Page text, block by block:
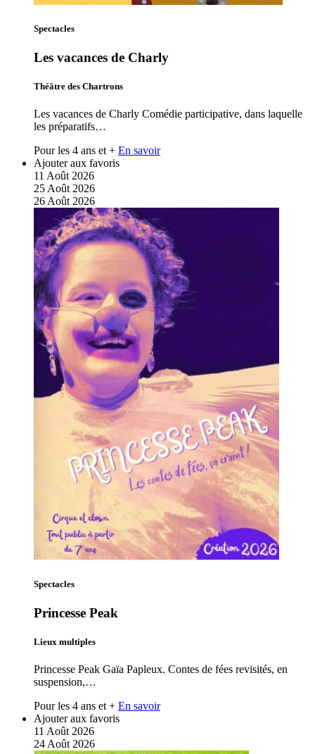
Spectacles
Les vacances de Charly
Théâtre des Chartrons
Les vacances de Charly Comédie participative, dans laquelle
les préparatifs…
Pour les 4 ans et + En savoir
Ajouter aux favoris
11 Août 2026
25 Août 2026
26 Août 2026
Spectacles
Princesse Peak
Lieux multiples
Princesse Peak Gaïa Papleux. Contes de fées revisités, en
suspension,…
Pour les 4 ans et + En savoir
Ajouter aux favoris
11 Août 2026
24 Août 2026